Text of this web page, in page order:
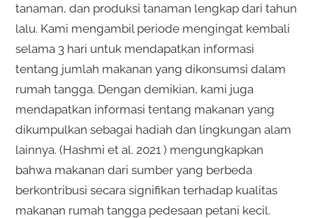
tanaman, dan produksi tanaman lengkap dari tahun
lalu. Kami mengambil periode mengingat kembali
selama 3 hari untuk mendapatkan informasi
tentang jumlah makanan yang dikonsumsi dalam
rumah tangga. Dengan demikian, kami juga
mendapatkan informasi tentang makanan yang
dikumpulkan sebagai hadiah dan lingkungan alam
lainnya. (Hashmi et al. 2021 ) mengungkapkan
bahwa makanan dari sumber yang berbeda
berkontribusi secara signifikan terhadap kualitas
makanan rumah tangga pedesaan petani kecil.